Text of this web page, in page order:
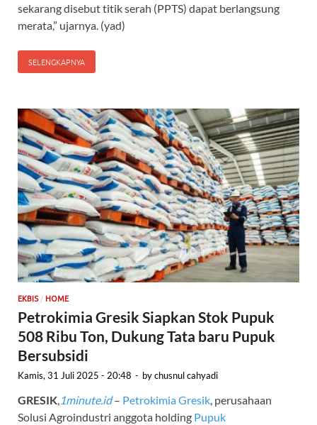
sekarang disebut titik serah (PPTS) dapat berlangsung
merata,” ujarnya. (yad)
SELENGKAPNYA
EKBIS/ HOME
Petrokimia Gresik Siapkan Stok Pupuk
508 Ribu Ton, Dukung Tata baru Pupuk
Bersubsidi
Kamis, 31 Juli 2025 - 20:48 - bychusnul cahyadi
GRESIK, 1minute.id– Petrokimia Gresik, perusahaan
Solusi Agroindustri anggota holding Pupuk